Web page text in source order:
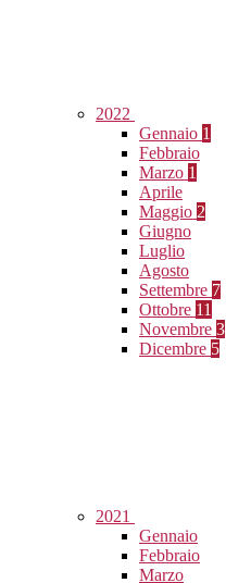
2022
Gennaio 1
Febbraio
Marzo 1
Aprile
Maggio 2
Giugno
Luglio
Agosto
Settembre 7
Ottobre 11
Novembre 3
Dicembre 5
2021
Gennaio
Febbraio
Marzo